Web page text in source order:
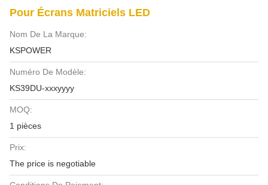
Pour Écrans Matriciels LED
Nom De La Marque:
KSPOWER
Numéro De Modèle:
KS39DU-xxxyyyy
MOQ:
1 pièces
Prix:
The price is negotiable